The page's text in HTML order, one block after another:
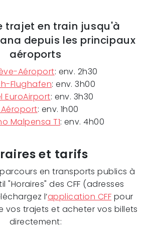
trajet en train jusqu'à
depuis les principaux
aéroports
Aéroport: env. 2h30
Flughafen: env. 3h00
EuroAirport: env. 3h30
: env. 1h00
Malpensa T1: env. 4h00
et tarifs
en transports publics à
"Horaires" des CFF (adresses
l’application CFF pour
vos trajets et acheter vos billets
directement: